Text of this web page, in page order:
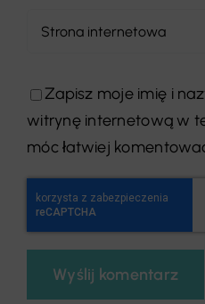
Zapisz moje imię i
witrynę internetową w
móc łatwiej